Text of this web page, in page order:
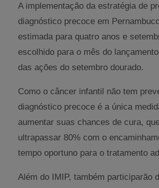
A implementação da estratégia de
diagnóstico precoce em
estimada para quatro anos e
escolhido para o mês do
das ações do setembro dourado.
Como o câncer infantil não tem
diagnóstico precoce é a única
aumentar suas chances de cura,
ultrapassar 80% com o
tempo oportuno para o tratamento
Além do IMIP, também participarão